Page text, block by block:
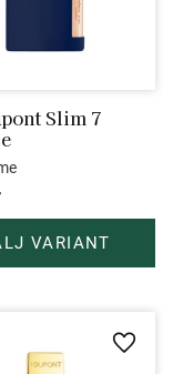
Slim 7
Lägg